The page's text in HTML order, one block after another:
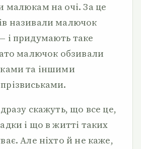
малюкам на очі. За це
називали малючок
і придумають таке
малючок обзивали
та іншими
скажуть, що все це,
і що в житті таких
Але ніхто й не каже,